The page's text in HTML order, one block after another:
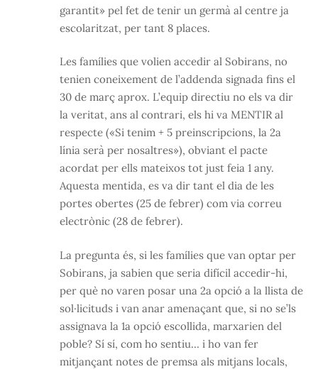
garantit» pel fet de tenir un germà al centre ja
escolaritzat, per tant 8 places.
Les famílies que volien accedir al Sobirans, no
tenien coneixement de l’addenda signada fins el
30 de març aprox. L’equip directiu no els va dir
la veritat, ans al contrari, els hi va MENTIR al
respecte («Si tenim + 5 preinscripcions, la 2a
línia serà per nosaltres»), obviant el pacte
acordat per ells mateixos tot just feia 1 any.
Aquesta mentida, es va dir tant el dia de les
portes obertes (25 de febrer) com via correu
electrònic (28 de febrer).
La pregunta és, si les famílies que van optar per
Sobirans, ja sabien que seria difícil accedir-hi,
per què no varen posar una 2a opció a la llista de
sol·licituds i van anar amenaçant que, si no se’ls
assignava la 1a opció escollida, marxarien del
poble? Sí sí, com ho sentiu… i ho van fer
mitjançant notes de premsa als mitjans locals,